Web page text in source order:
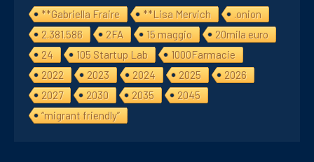
**Gabriella Fraire **Lisa Mervich
.onion
2.381.586
2FA 15 maggio
20mila euro
24
105 Startup Lab
1000Farmacie
2022
2023 2024 2025
2026
2027
2030 2035
2045
“migrant friendly”